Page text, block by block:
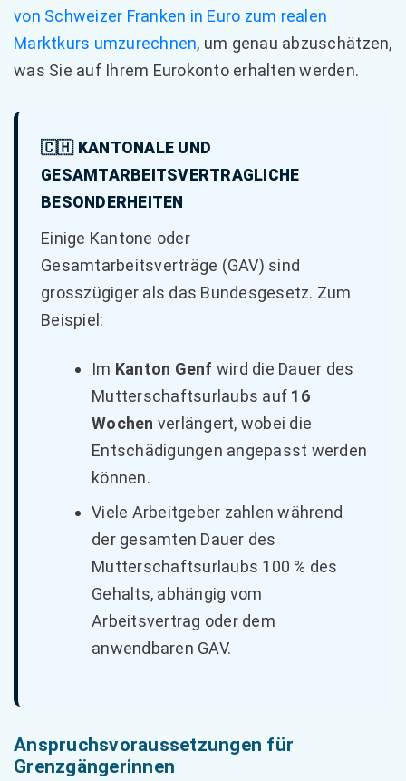
von Schweizer Franken in Euro zum realen
Marktkurs umzurechnen, um genau abzuschätzen,
was Sie auf Ihrem Eurokonto erhalten werden.
🇨🇭 KANTONALE UND
GESAMTARBEITSVERTRAGLICHE
BESONDERHEITEN
Einige Kantone oder
Gesamtarbeitsverträge (GAV) sind
grosszügiger als das Bundesgesetz. Zum
Beispiel:
Im Kanton Genf wird die Dauer des
Mutterschaftsurlaubs auf 16
Wochen verlängert, wobei die
Entschädigungen angepasst werden
können.
Viele Arbeitgeber zahlen während
der gesamten Dauer des
Mutterschaftsurlaubs 100 % des
Gehalts, abhängig vom
Arbeitsvertrag oder dem
anwendbaren GAV.
Anspruchsvoraussetzungen für
Grenzgängerinnen